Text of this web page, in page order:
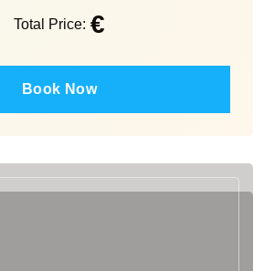
Total Price: €
Book Now